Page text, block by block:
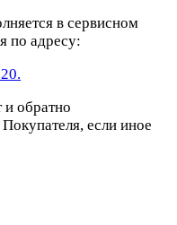
в сервисном
по адресу:
и обратно
если иное